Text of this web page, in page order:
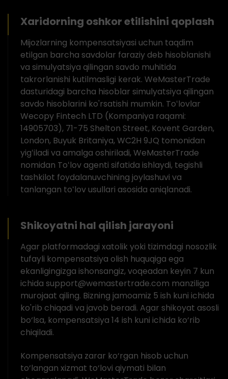
Xaridorning oshkor etilishini qoplash
Mijozlarning kompensatsiyasi uchun taqdim
etilgan barcha savdolar faraziy deb hisoblanishi
va simulyatsiya qilingan savdo muhitida
takrorlanishi kutilmasligi kerak. WeMasterTrade
dasturidagi barcha hisoblar simulyatsiya qilingan
savdo hisoblarini ko'rsatishi mumkin. Toʻlovlar
Wecopy Fintech LTD (Kompaniya raqami:
14905703), 71-75 Shelton Street, Kovent Garden,
London, Buyuk Britaniya, WC2H 9JQ tomonidan
yigʻiladi va amalga oshiriladi, WeMasterTrade
nomidan Toʻlov agenti sifatida ishlaydi, tegishli
tashkilot foydalanuvchining joylashuvi va
tanlangan toʻlov usullari asosida aniqlanadi.
Shikoyatni hal qilish jarayoni
Agar platformadagi xatolik yoki tizimdagi nosozlik
tufayli kompensatsiya olish huquqiga ega
ekanligingizga ishonsangiz, voqeadan keyin 7 kun
ichida support@wemastertrade.com manziliga
murojaat qiling. Bizning jamoamiz 5 ish kuni ichida
ko'rib chiqadi va javob beradi. Agar shikoyat asosli
bo‘lsa, kompensatsiya 14 ish kuni ichida ko‘rib
chiqiladi.
Kompensatsiya zarar ko‘rgan hisob uchun
to‘langan xizmat to‘lovi qiymati bilan